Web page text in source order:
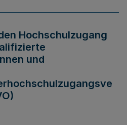
Hochschulzugang
und